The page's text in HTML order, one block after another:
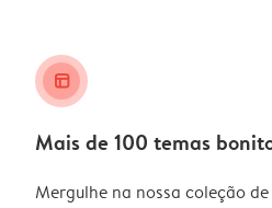
layout_alt
Mais de 100 temas
Mergulhe na nossa coleção